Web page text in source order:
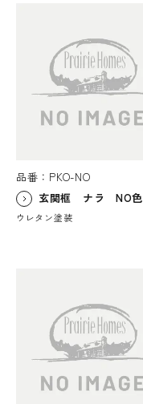
品番：PKO-NO
玄関框 ナラ NO色
ウレタン塗装